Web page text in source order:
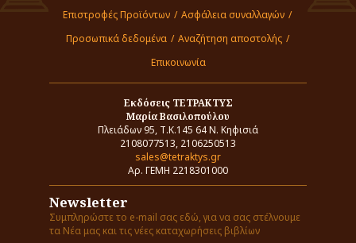
Επιστροφές Προϊόντων / Ασφάλεια συναλλαγών /
Προσωπικά δεδομένα / Αναζήτηση αποστολής /
Επικοινωνία
Εκδόσεις ΤΕΤΡΑΚΤΥΣ
Μαρία Βασιλοπούλου
Πλειάδων 95, Τ.Κ.145 64 Ν. Κηφισιά
2108077513, 2106250513
sales@tetraktys.gr
Αρ. ΓΕΜΗ 2218301000
Newsletter
Συμπληρώστε το e-mail σας εδώ, για να σας στέλνουμε
τα Νέα μας και τις νέες καταχωρήσεις βιβλίων